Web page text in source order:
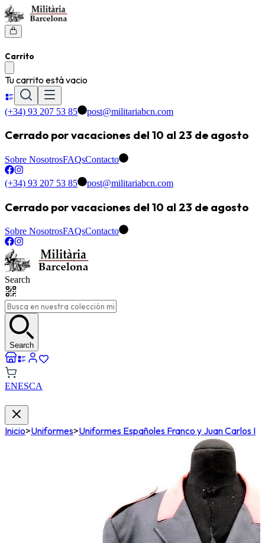
Carrito
Tu carrito está vacio
(+34) 93 207 53 85 post@militariabcn.com
Cerrado por vacaciones del 10 al 23 de agosto
Sobre NosotrosFAQsContacto
(+34) 93 207 53 85 post@militariabcn.com
Cerrado por vacaciones del 10 al 23 de agosto
Sobre NosotrosFAQsContacto
Search
Search
ENESCA
Inicio>Uniformes>Uniformes Españoles Franco y Juan Carlos I